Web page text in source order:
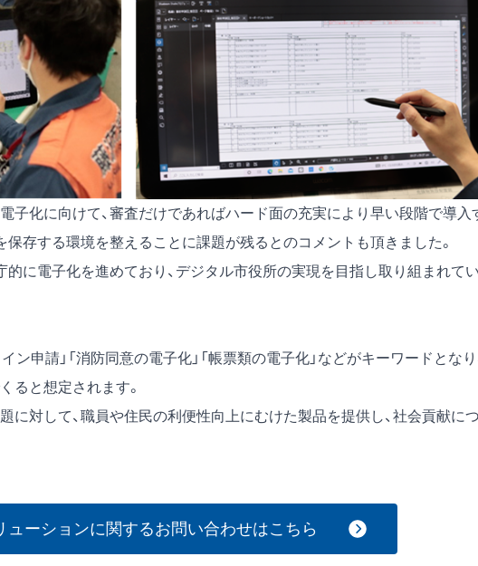
子化に向けて、審査だけであればハード面の充実により早い段階で導入
保存する環境を整えることに課題が残るとのコメントも頂きました。
的に電子化を進めており、デジタル市役所の実現を目指し取り組まれてい
ン申請」「消防同意の電子化」「帳票類の電子化」などがキーワードとなり
ると想定されます。
に対して、職員や住民の利便性向上にむけた製品を提供し、社会貢献につ
ューションに関するお問い合わせはこちら